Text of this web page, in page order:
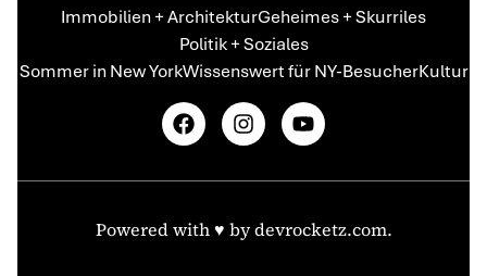
Immobilien + ArchitekturGeheimes + Skurriles
Politik + Soziales
Sommer in New YorkWissenswert für NY-BesucherKultur
Powered with ♥️ bydevrocketz.com.